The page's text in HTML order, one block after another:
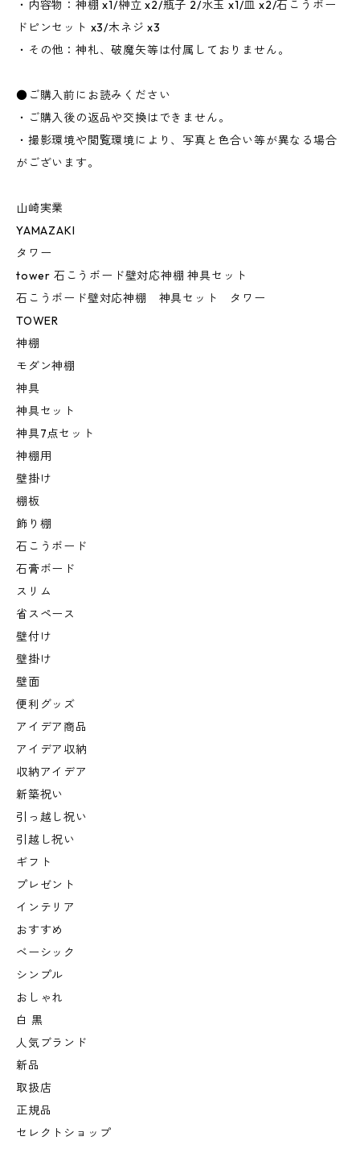
・内容物：神棚 x1/榊立 x2/瓶子 2/水玉 x1/皿 x2/石こうボー
ドピンセット x3/木ネジ x3
・その他：神札、破魔矢等は付属しておりません。
●ご購入前にお読みください
・ご購入後の返品や交換はできません。
・撮影環境や閲覧環境により、写真と色合い等が異なる場合
がございます。
山崎実業
YAMAZAKI
タワー
tower 石こうボード壁対応神棚 神具セット
石こうボード壁対応神棚 神具セット タワー
TOWER
神棚
モダン神棚
神具
神具セット
神具7点セット
神棚用
壁掛け
棚板
飾り棚
石こうボード
石膏ボード
スリム
省スペース
壁付け
壁掛け
壁面
便利グッズ
アイデア商品
アイデア収納
収納アイデア
新築祝い
引っ越し祝い
引越し祝い
ギフト
プレゼント
インテリア
おすすめ
ベーシック
シンプル
おしゃれ
白 黒
人気ブランド
新品
取扱店
正規品
セレクトショップ